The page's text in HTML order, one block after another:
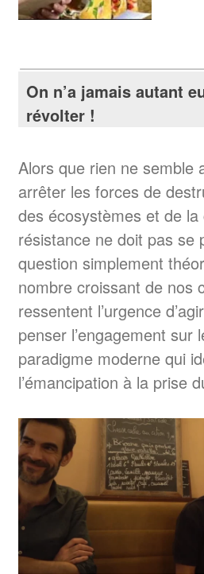
On n’a jamais autant
révolter !
Alors que rien ne semble
arrêter les forces de
des écosystèmes et de la
résistance ne doit pas se
question simplement
nombre croissant de nos
ressentent l’urgence
penser l’engagement sur
paradigme moderne qui
l’émancipation à la prise